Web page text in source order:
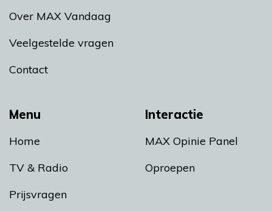
Menu
Home
TV & Radio
Prijsvragen
Interactie
MAX Opinie Panel
Oproepen
Over MAX Vandaag
Veelgestelde vragen
Contact